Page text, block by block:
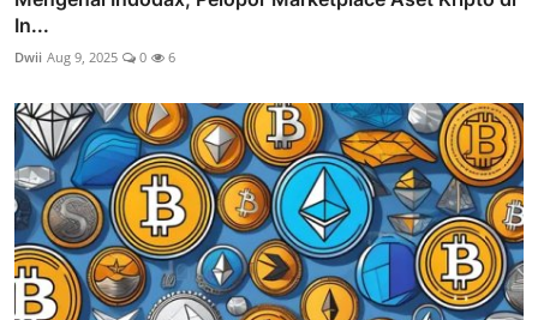
In...
Dwii Aug 9, 2025 0 6